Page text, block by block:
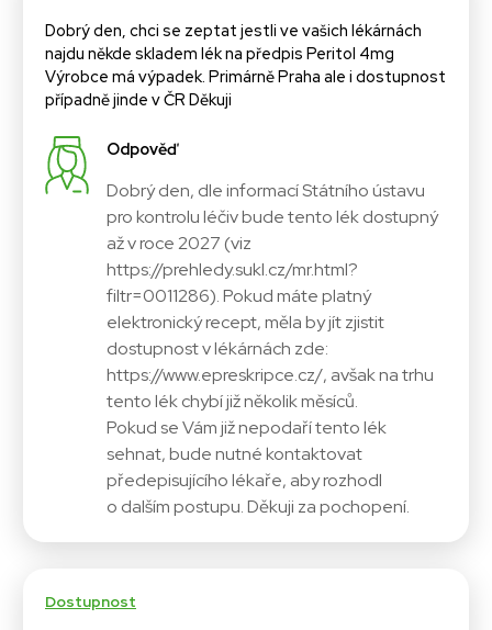
Dobrý den, chci se zeptat jestli ve vašich lékárnách
najdu někde skladem lék na předpis Peritol 4mg
Výrobce má výpadek. Primárně Praha ale i dostupnost
případně jinde v ČR Děkuji
Odpověď
Dobrý den, dle informací Státního ústavu
pro kontrolu léčiv bude tento lék dostupný
až v roce 2027 (viz
https://prehledy.sukl.cz/mr.html?
filtr=0011286). Pokud máte platný
elektronický recept, měla by jít zjistit
dostupnost v lékárnách zde:
https://www.epreskripce.cz/, avšak na trhu
tento lék chybí již několik měsíců.
Pokud se Vám již nepodaří tento lék
sehnat, bude nutné kontaktovat
předepisujícího lékaře, aby rozhodl
o dalším postupu. Děkuji za pochopení.
Dostupnost